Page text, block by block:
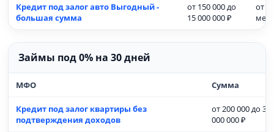
Кредит под залог авто Выгодный -
большая сумма
от 150 000 до
15 000 000 ₽
от
Займы под 0% на 30 дней
МФО Сумма
Кредит под залог квартиры без
подтверждения доходов
от 200 000 до 30
000 000 ₽